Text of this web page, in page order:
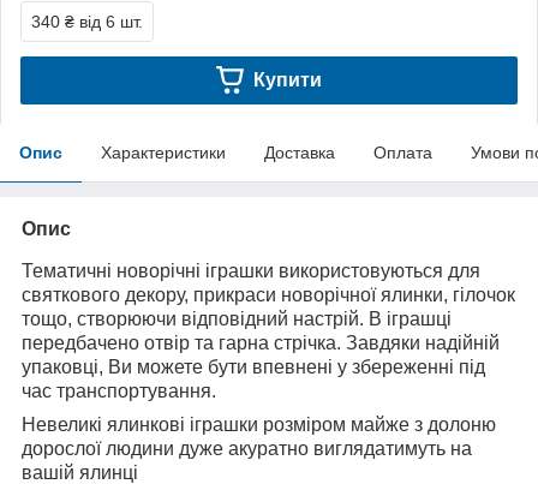
340 ₴ від 6 шт.
Купити
Опис Характеристики Доставка Оплата Умови
Опис
Тематичні новорічні іграшки використовуються для
святкового декору, прикраси новорічної ялинки, гілочок
тощо, створюючи відповідний настрій. В іграшці
передбачено отвір та гарна стрічка. Завдяки надійній
упаковці, Ви можете бути впевнені у збереженні під
час транспортування.
Невеликі ялинкові іграшки розміром майже з долоню
дорослої людини дуже акуратно виглядатимуть на
вашій ялинці